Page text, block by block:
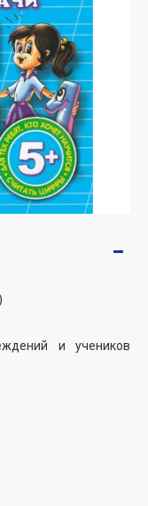
и учеников